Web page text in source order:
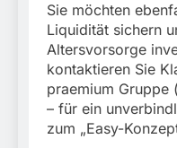
Sie möchten
Liquidität sichern
Altersvorsorge
kontaktieren Sie
praemium
– für ein
zum „Easy-